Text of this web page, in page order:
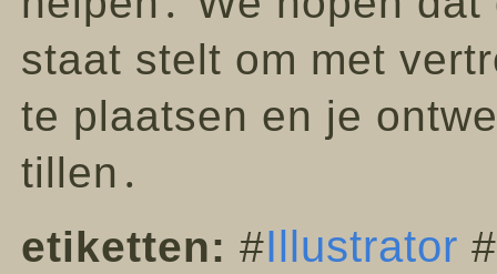
staat stelt om met
te plaatsen en je
tillen․
etiketten: #Illustrator #